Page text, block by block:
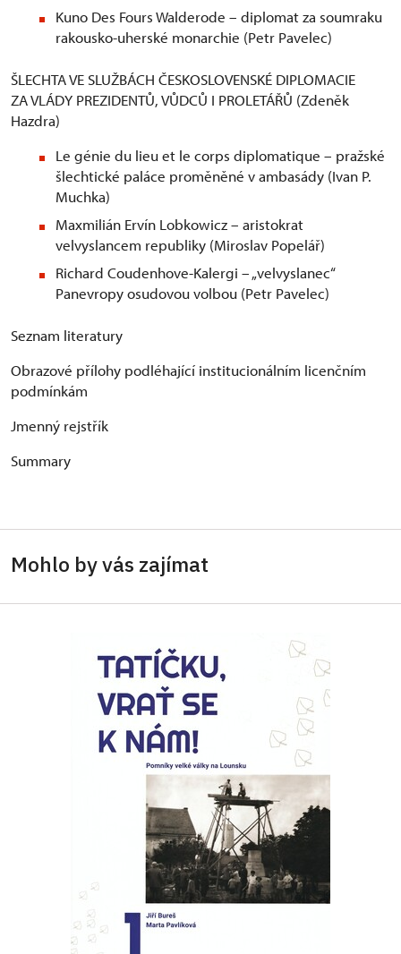
Kuno Des Fours Walderode – diplomat za soumraku
rakousko-uherské monarchie (Petr Pavelec)
ŠLECHTA VE SLUŽBÁCH ČESKOSLOVENSKÉ DIPLOMACIE
ZA VLÁDY PREZIDENTŮ, VŮDCŮ I PROLETÁŘŮ (Zdeněk
Hazdra)
Le génie du lieu et le corps diplomatique – pražské
šlechtické paláce proměněné v ambasády (Ivan P.
Muchka)
Maxmilián Ervín Lobkowicz – aristokrat
velvyslancem republiky (Miroslav Popelář)
Richard Coudenhove-Kalergi – „velvyslanec“
Panevropy osudovou volbou (Petr Pavelec)
Seznam literatury
Obrazové přílohy podléhající institucionálním licenčním
podmínkám
Jmenný rejstřík
Summary
Mohlo by vás zajímat